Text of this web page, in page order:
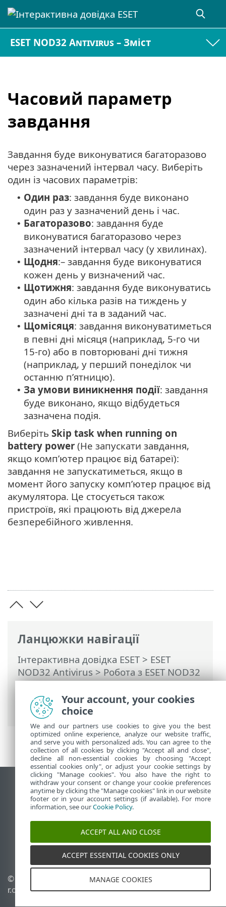
ESET NOD32 Antivirus – Зміст
Часовий параметр
завдання
Ланцюжки навігації
Інтерактивна довідка ESET> ESET
NOD32 Antivirus>Робота з ESET NOD32
Antivirus>Інструменти>
Планувальник > Діалогові вікна:
розклад > Часовий параметр завдання
Завдання буде виконуватися багаторазово
через зазначений інтервал часу. Виберіть
один із часових параметрів:
• Один раз: завдання буде виконано
один раз у зазначений день і час.
• Багаторазово: завдання буде
виконуватися багаторазово через
зазначений інтервал часу (у хвилинах).
• Щодня:– завдання буде виконуватися
кожен день у визначений час.
• Щотижня: завдання буде виконуватись
один або кілька разів на тиждень у
зазначені дні та в заданий час.
• Щомісяця: завдання виконуватиметься
в певні дні місяця (наприклад, 5-го чи
15-го) або в повторювані дні тижня
(наприклад, у перший понеділок чи
останню п’ятницю).
• За умови виникнення події: завдання
буде виконано, якщо відбудеться
зазначена подія.
Виберіть Skip task when running on
battery power (Не запускати завдання,
якщо комп’ютер працює від батареї):
завдання не запускатиметься, якщо в
момент його запуску комп’ютер працює від
акумулятора. Це стосується також
пристроїв, які працюють від джерела
безперебійного живлення.
Переглянути повну версію
End of Life
База знань ESET
Форум ESET
ESET Status Portal
Регіональна підтримка
© 1992 - 2026 ESET, spol. s
r.o. - Усі права захищено.
Керувати файлами cookie
Політика щодо файлів
Your account, your cookies
choice
We and our partners use cookies to give you the best
optimized online experience, analyze our website traffic,
and serve you with personalized ads. You can agree to the
collection of all cookies by clicking "Accept all and close",
decline all non-essential cookies by choosing "Accept
essential cookies only", or adjust your cookie settings by
clicking "Manage cookies". You also have the right to
withdraw your consent or change your cookie preferences
anytime by clicking the "Manage cookies" link in our website
footer or in your account settings (if available). For more
information, see ourCookie Policy.
ACCEPT ALL AND CLOSE
ACCEPT ESSENTIAL COOKIES ONLY
MANAGE COOKIES